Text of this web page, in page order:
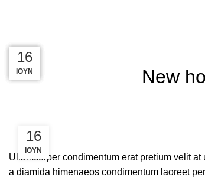
New
16
ΙΟΎΝ
Ullamcorper condimentum erat pretium velit
a diamida himenaeos condimentum laoreet
23
ΙΟΎΛ
23
ΙΟΎΛ
22
ΙΟΎΝ
16
ΙΟΎΝ